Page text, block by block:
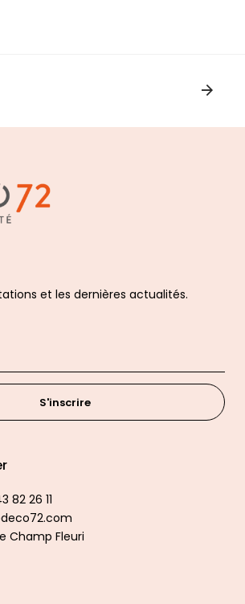
et les dernières actualités.
S'inscrire
82 26 11
Champ Fleuri